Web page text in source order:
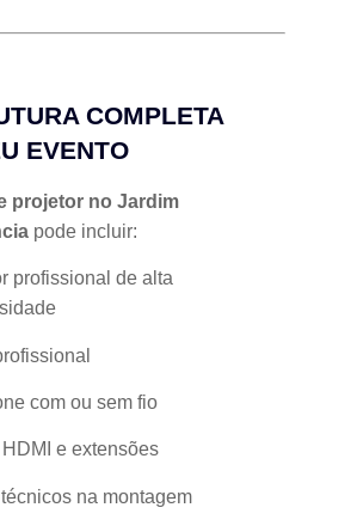
COMPLETA
EVENTO
projetor no Jardim
pode incluir:
profissional de alta
com ou sem fio
e extensões
na montagem